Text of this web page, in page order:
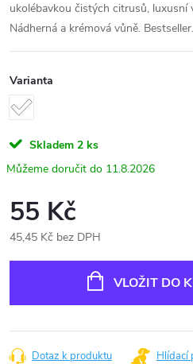
ukolébavkou čistých citrusů, luxusní
Nádherná a krémová vůně. Bestseller.
Varianta
Skladem 2 ks
11.8.2026
55 Kč
45,45 Kč bez DPH
VLOŽIT DO
Dotaz k produktu Hlídací